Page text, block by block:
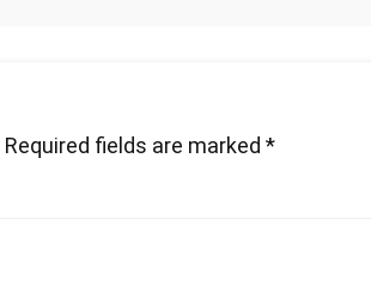
Required fields are marked *